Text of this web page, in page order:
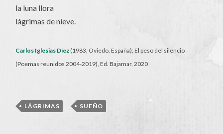
la luna llora
lágrimas de nieve.
Carlos Iglesias Díez (1983, Oviedo, España); El peso del silencio
(Poemas reunidos 2004-2019), Ed. Bajamar, 2020
LÁGRIMAS , SUEÑO